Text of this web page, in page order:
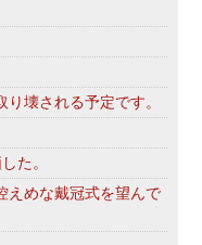
壊される予定です。
た。
えめな戴冠式を望んで